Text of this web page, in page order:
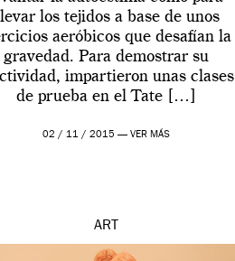
los tejidos a base de unos
aeróbicos que desafían la
gravedad. Para demostrar su
impartieron unas clases
de prueba en el Tate […]
02 / 11 / 2015 — VER MÁS
ART